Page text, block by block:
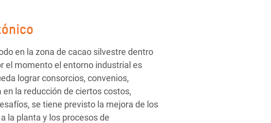
en la zona de cacao silvestre dentro
el momento el entorno industrial es
lograr consorcios, convenios,
la reducción de ciertos costos,
se tiene previsto la mejora de los
la planta y los procesos de